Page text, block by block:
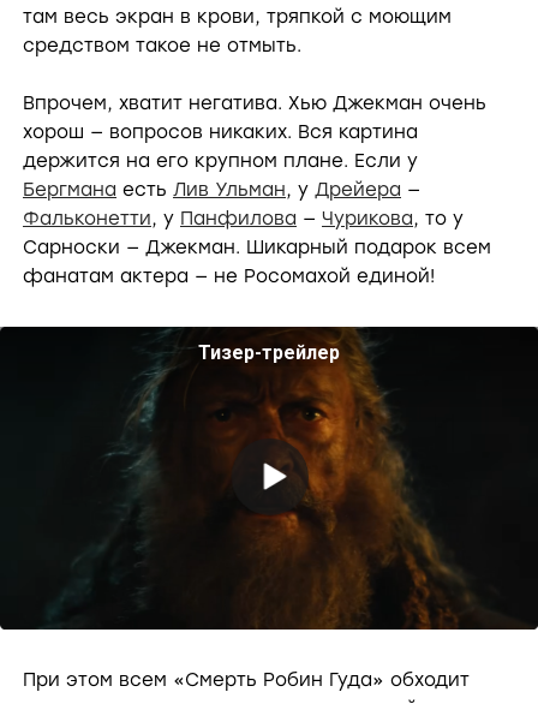
там весь экран в крови, тряпкой с моющим
средством такое не отмыть.
Впрочем, хватит негатива. Хью Джекман очень
хорош — вопросов никаких. Вся картина
держится на его крупном плане. Если у
Бергмана есть Лив Ульман, у Дрейера —
Фальконетти, у Панфилова — Чурикова, то у
Сарноски — Джекман. Шикарный подарок всем
фанатам актера — не Росомахой единой!
P
a
Тизер-трейлер
При этом всем «Смерть Робин Гуда» обходит